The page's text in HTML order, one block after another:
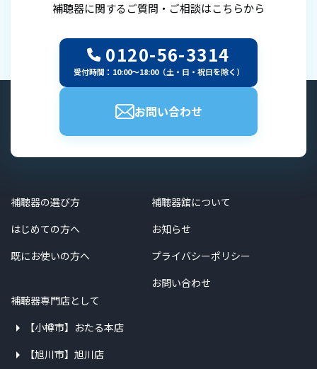
補聴器に関するご質問・ご相談はこちらから
0120-56-3314
受付時間：10:00～18:00（土・日・祝日を除く）
お問い合わせ
補聴器の選び方
はじめての方へ
既にお使いの方へ
補聴器舘について
お知らせ
プライバシーポリシー
お問い合わせ
補聴器専門店として
【小樽市】おたる本店
【旭川市】旭川店